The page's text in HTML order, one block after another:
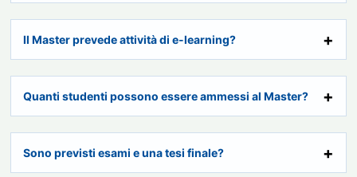
Il Master prevede attività di e-learning?
Quanti studenti possono essere ammessi al Master?
Sono previsti esami e una tesi finale?